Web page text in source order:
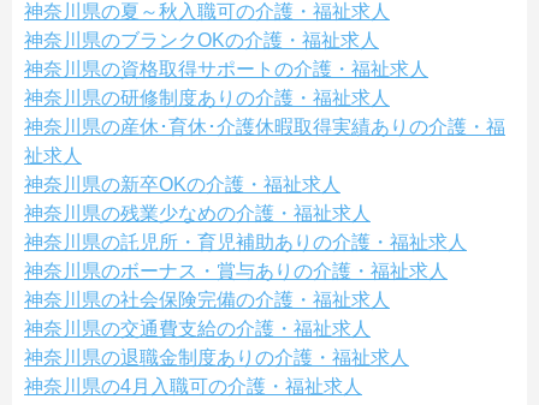
神奈川県の夏～秋入職可の介護・福祉求人
神奈川県のブランクOKの介護・福祉求人
神奈川県の資格取得サポートの介護・福祉求人
神奈川県の研修制度ありの介護・福祉求人
神奈川県の産休･育休･介護休暇取得実績ありの介護・福
祉求人
神奈川県の新卒OKの介護・福祉求人
神奈川県の残業少なめの介護・福祉求人
神奈川県の託児所・育児補助ありの介護・福祉求人
神奈川県のボーナス・賞与ありの介護・福祉求人
神奈川県の社会保険完備の介護・福祉求人
神奈川県の交通費支給の介護・福祉求人
神奈川県の退職金制度ありの介護・福祉求人
神奈川県の4月入職可の介護・福祉求人